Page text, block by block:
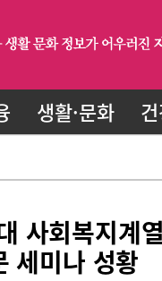
생활·문화
사회복지계
세미나 성황